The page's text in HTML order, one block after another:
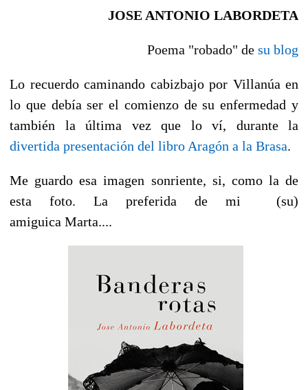
JOSE ANTONIO LABORDETA
Poema "robado" de su blog
Lo recuerdo caminando cabizbajo por Villanúa en
lo que debía ser el comienzo de su enfermedad y
también la última vez que lo ví, durante la
divertida presentación del libro Aragón a la Brasa.
Me guardo esa imagen sonriente, si, como la de
esta foto. La preferida de mi (su)
amiguica Marta....